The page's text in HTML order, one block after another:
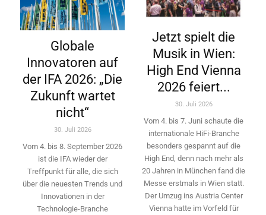
Globale
Innovatoren auf
der IFA 2026: „Die
Zukunft wartet
nicht“
30. Juli 2026
Vom 4. bis 8. September 2026
ist die IFA wieder der
Treffpunkt für alle, die sich
über die neuesten Trends und
Innovationen in der
Technologie-­Branche
Jetzt spielt die
Musik in Wien:
High End Vienna
2026 feiert...
30. Juli 2026
Vom 4. bis 7. Juni schaute die
internationale HiFi-Branche
besonders gespannt auf die
High End, denn nach mehr als
20 Jahren in München fand die
Messe erstmals in Wien statt.
Der Umzug ins Austria Center
Vienna hatte im Vorfeld für